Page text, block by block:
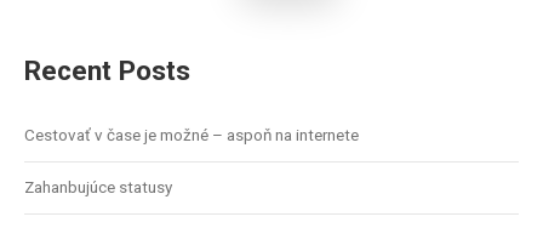
Recent Posts
Cestovať v čase je možné – aspoň na internete
Zahanbujúce statusy